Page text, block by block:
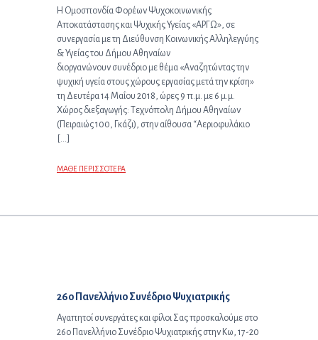
Η Ομοσπονδία Φορέων Ψυχοκοινωνικής
Αποκατάστασης και Ψυχικής Υγείας «ΑΡΓΩ», σε
συνεργασία με τη Διεύθυνση Κοινωνικής Αλληλεγγύης
& Υγείας του Δήμου Αθηναίων
διοργανώνουν συνέδριο με θέμα «Αναζητώντας την
ψυχική υγεία στους χώρους εργασίας μετά την κρίση»
τη Δευτέρα 14 Μαΐου 2018, ώρες 9 π.μ. με 6 μ.μ.
Χώρος διεξαγωγής: Τεχνόπολη Δήμου Αθηναίων
(Πειραιώς 100, Γκάζι), στην αίθουσα “Αεριοφυλάκιο
[…]
ΜΑΘΕ ΠΕΡΙΣΣΟΤΕΡΑ
Επόμενο άρθρο:
26ο Πανελλήνιο Συνέδριο Ψυχιατρικής
Αγαπητοί συνεργάτες και φίλοι Σας προσκαλούμε στο
26ο Πανελλήνιο Συνέδριο Ψυχιατρικής στην Κω, 17-20